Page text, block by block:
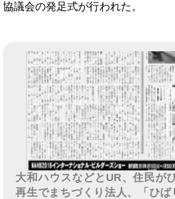
協議会の発足式が行われた。
大和ハウスなどとUR、住民が
再生でまちづくり法人、「ひば